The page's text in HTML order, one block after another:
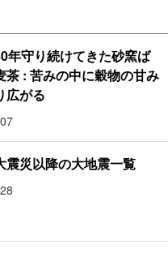
年守り続けてきた砂窯ば
茶 : 苦みの中に穀物の甘み
広がる
震災以降の大地震一覧